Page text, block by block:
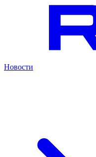
Новости